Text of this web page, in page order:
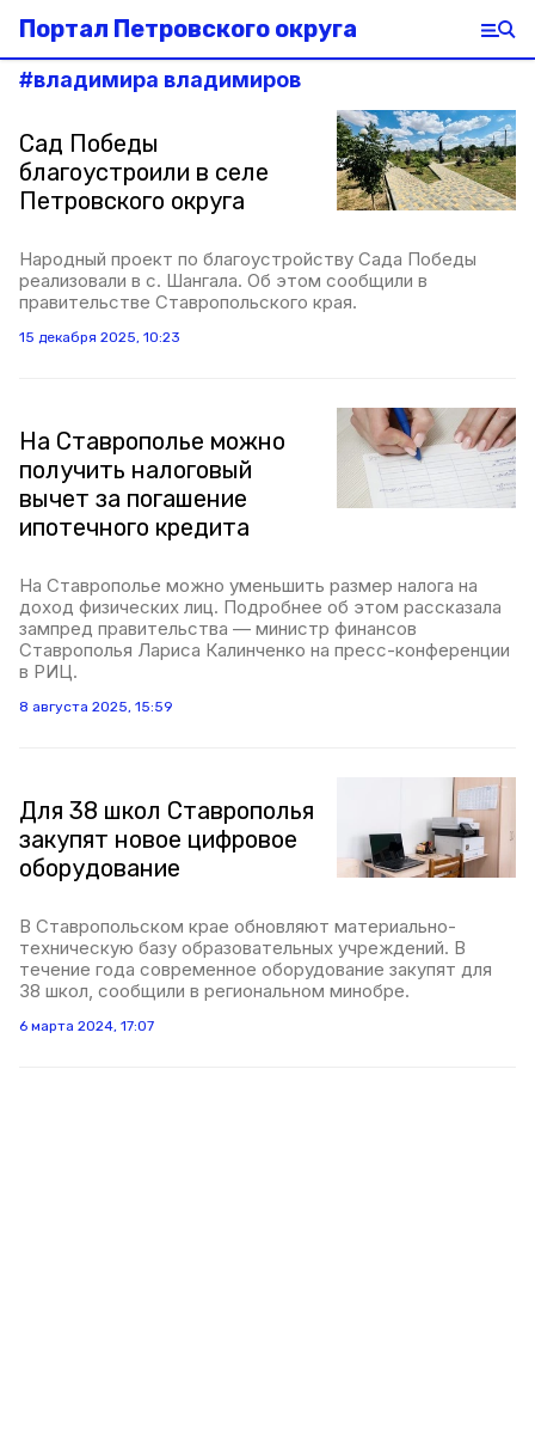
Портал Петровского округа
#владимира владимиров
Сад Победы
благоустроили в селе
Петровского округа
Народный проект по благоустройству Сада Победы
реализовали в с. Шангала. Об этом сообщили в
правительстве Ставропольского края.
15 декабря 2025, 10:23
На Ставрополье можно
получить налоговый
вычет за погашение
ипотечного кредита
На Ставрополье можно уменьшить размер налога на
доход физических лиц. Подробнее об этом рассказала
зампред правительства — министр финансов
Ставрополья Лариса Калинченко на пресс-конференции
в РИЦ.
8 августа 2025, 15:59
Для 38 школ Ставрополья
закупят новое цифровое
оборудование
В Ставропольском крае обновляют материально-
техническую базу образовательных учреждений. В
течение года современное оборудование закупят для
38 школ, сообщили в региональном минобре.
6 марта 2024, 17:07